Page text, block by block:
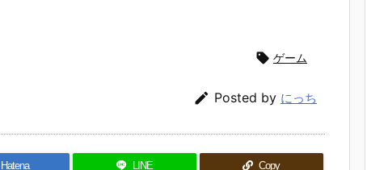
 ゲーム
 Posted by にっち
Hatena LINE Copy